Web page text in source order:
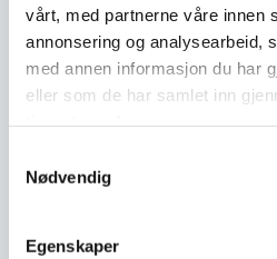
vårt, med partnerne våre innen
annonsering og analysearbeid,
med annen informasjon du har
eller som de har samlet inn
Nødvendig
Egenskaper